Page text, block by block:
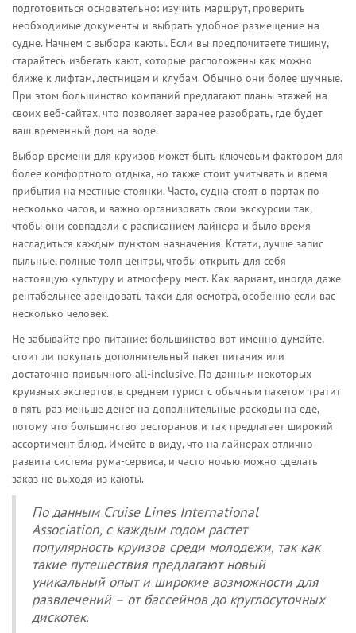
подготовиться основательно: изучить маршрут, проверить
необходимые документы и выбрать удобное размещение на
судне. Начнем с выбора каюты. Если вы предпочитаете тишину,
старайтесь избегать кают, которые расположены как можно
ближе к лифтам, лестницам и клубам. Обычно они более шумные.
При этом большинство компаний предлагают планы этажей на
своих веб-сайтах, что позволяет заранее разобрать, где будет
ваш временный дом на воде.
Выбор времени для круизов может быть ключевым фактором для
более комфортного отдыха, но также стоит учитывать и время
прибытия на местные стоянки. Часто, судна стоят в портах по
несколько часов, и важно организовать свои экскурсии так,
чтобы они совпадали с расписанием лайнера и было время
насладиться каждым пунктом назначения. Кстати, лучше запис
пыльные, полные толп центры, чтобы открыть для себя
настоящую культуру и атмосферу мест. Как вариант, иногда даже
рентабельнее арендовать такси для осмотра, особенно если вас
несколько человек.
Не забывайте про питание: большинство вот именно думайте,
стоит ли покупать дополнительный пакет питания или
достаточно привычного all-inclusive. По данным некоторых
круизных экспертов, в среднем турист с обычным пакетом тратит
в пять раз меньше денег на дополнительные расходы на еде,
потому что большинство ресторанов и так предлагает широкий
ассортимент блюд. Имейте в виду, что на лайнерах отлично
развита система рума-сервиса, и часто ночью можно сделать
заказ не выходя из каюты.
По данным Cruise Lines International
Association, с каждым годом растет
популярность круизов среди молодежи, так как
такие путешествия предлагают новый
уникальный опыт и широкие возможности для
развлечений – от бассейнов до круглосуточных
дискотек.